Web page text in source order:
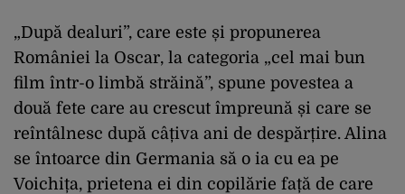
„După dealuri”, care este și propunerea
României la Oscar, la categoria „cel mai bun
film într-o limbă străină”, spune povestea a
două fete care au crescut împreună și care se
reîntâlnesc după câțiva ani de despărțire. Alina
se întoarce din Germania să o ia cu ea pe
Voichița, prietena ei din copilărie față de care